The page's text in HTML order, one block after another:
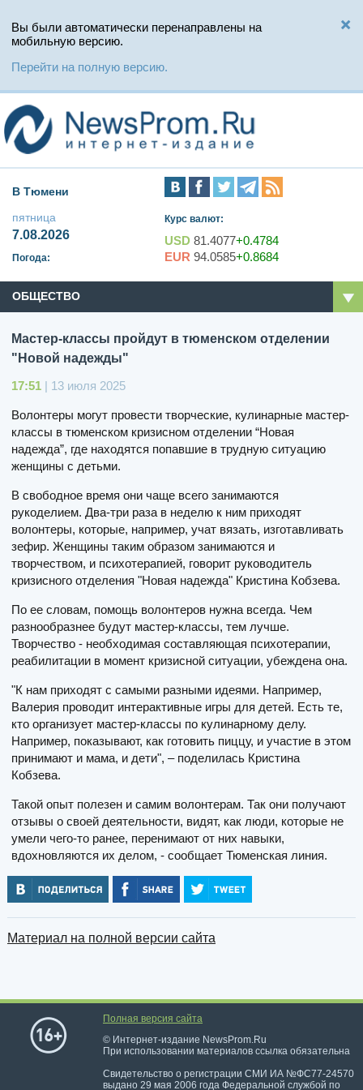
Вы были автоматически перенаправлены на
мобильную версию.
Перейти на полную версию.
В Тюмени
пятница
7.08.2026
Погода:
Курс валют:
USD 81.4077+0.4784
EUR 94.0585+0.8684
ОБЩЕСТВО
Мастер-классы пройдут в тюменском отделении
"Новой надежды"
17:51 | 13 июля 2025
Волонтеры могут провести творческие, кулинарные мастер-
классы в тюменском кризисном отделении “Новая
надежда”, где находятся попавшие в трудную ситуацию
женщины с детьми.
В свободное время они чаще всего занимаются
рукоделием. Два-три раза в неделю к ним приходят
волонтеры, которые, например, учат вязать, изготавливать
зефир. Женщины таким образом занимаются и
творчеством, и психотерапией, говорит руководитель
кризисного отделения "Новая надежда" Кристина Кобзева.
По ее словам, помощь волонтеров нужна всегда. Чем
разнообразнее будут мастер-классы, тем лучше.
Творчество - необходимая составляющая психотерапии,
реабилитации в момент кризисной ситуации, убеждена она.
"К нам приходят с самыми разными идеями. Например,
Валерия проводит интерактивные игры для детей. Есть те,
кто организует мастер-классы по кулинарному делу.
Например, показывают, как готовить пиццу, и участие в этом
принимают и мама, и дети", – поделилась Кристина
Кобзева.
Такой опыт полезен и самим волонтерам. Так они получают
отзывы о своей деятельности, видят, как люди, которые не
умели чего-то ранее, перенимают от них навыки,
вдохновляются их делом, - сообщает Тюменская линия.
Материал на полной версии сайта
Полная версия сайта
© Интернет-издание NewsProm.Ru
При использовании материалов ссылка обязательна
Свидетельство о регистрации СМИ ИА №ФС77-24570
выдано 29 мая 2006 года Федеральной службой по